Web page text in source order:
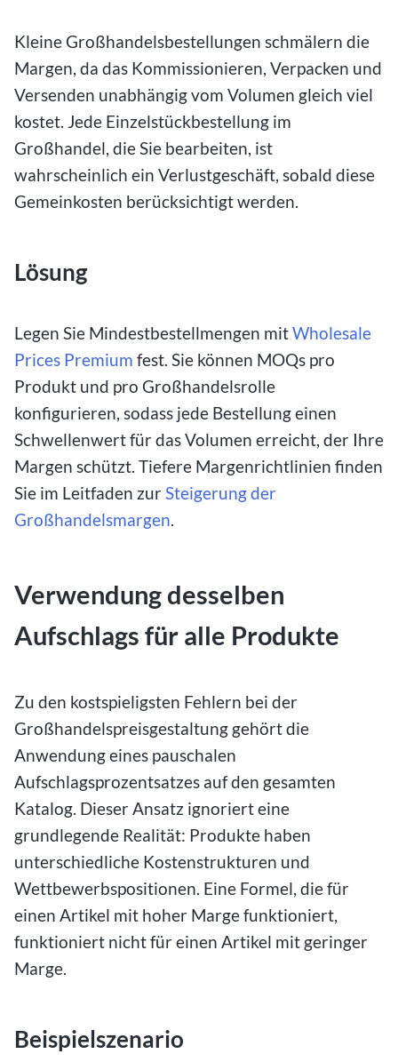
Kleine Großhandelsbestellungen schmälern die
Margen, da das Kommissionieren, Verpacken und
Versenden unabhängig vom Volumen gleich viel
kostet. Jede Einzelstückbestellung im
Großhandel, die Sie bearbeiten, ist
wahrscheinlich ein Verlustgeschäft, sobald diese
Gemeinkosten berücksichtigt werden.
Lösung
Legen Sie Mindestbestellmengen mitWholesale
Prices Premium fest. Sie können MOQs pro
Produkt und pro Großhandelsrolle
konfigurieren, sodass jede Bestellung einen
Schwellenwert für das Volumen erreicht, der Ihre
Margen schützt. Tiefere Margenrichtlinien finden
Sie im Leitfaden zurSteigerung der
Großhandelsmargen.
Verwendung desselben
Aufschlags für alle Produkte
Zu den kostspieligsten Fehlern bei der
Großhandelspreisgestaltung gehört die
Anwendung eines pauschalen
Aufschlagsprozentsatzes auf den gesamten
Katalog. Dieser Ansatz ignoriert eine
grundlegende Realität: Produkte haben
unterschiedliche Kostenstrukturen und
Wettbewerbspositionen. Eine Formel, die für
einen Artikel mit hoher Marge funktioniert,
funktioniert nicht für einen Artikel mit geringer
Marge.
Beispielszenario